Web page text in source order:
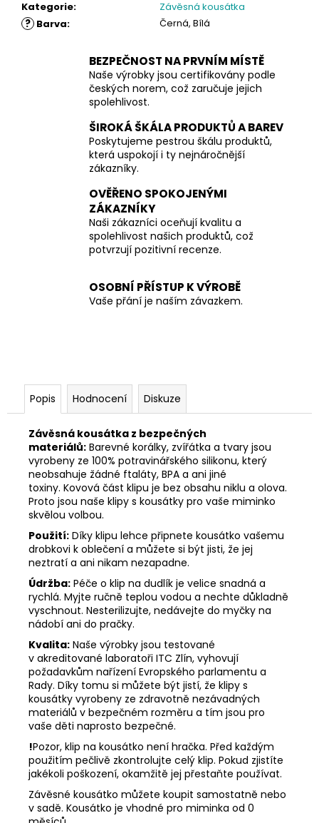
Kategorie: Závěsná kousátka
? Barva: Černá, Bílá
BEZPEČNOST NA PRVNÍM MÍSTĚ
Naše výrobky jsou certifikovány podle
českých norem, což zaručuje jejich
spolehlivost.
ŠIROKÁ ŠKÁLA PRODUKTŮ A BAREV
Poskytujeme pestrou škálu produktů,
která uspokojí i ty nejnáročnější
zákazníky.
OVĚŘENO SPOKOJENÝMI
ZÁKAZNÍKY
Naši zákazníci oceňují kvalitu a
spolehlivost našich produktů, což
potvrzují pozitivní recenze.
OSOBNÍ PŘÍSTUP K VÝROBĚ
Vaše přání je naším závazkem.
Popis Hodnocení Diskuze
Závěsná kousátka z bezpečných
materiálů: Barevné korálky, zvířátka a tvary jsou
vyrobeny ze 100% potravinářského silikonu, který
neobsahuje žádné ftaláty, BPA a ani jiné
toxiny. Kovová část klipu je bez obsahu niklu a olova.
Proto jsou naše klipy s kousátky pro vaše miminko
skvělou volbou.
Použití: Díky klipu lehce připnete kousátko vašemu
drobkovi k oblečení a můžete si být jisti, že jej
neztratí a ani nikam nezapadne.
Údržba: Péče o klip na dudlík je velice snadná a
rychlá. Myjte ručně teplou vodou a nechte důkladně
vyschnout. Nesterilizujte, nedávejte do myčky na
nádobí ani do pračky.
Kvalita: Naše výrobky jsou testované
v akreditované laboratoři ITC Zlín, vyhovují
požadavkům nařízení Evropského parlamentu a
Rady. Díky tomu si můžete být jistí, že klipy s
kousátky vyrobeny ze zdravotně nezávadných
materiálů v bezpečném rozměru a tím jsou pro
vaše děti naprosto bezpečné.
!Pozor, klip na kousátko není hračka. Před každým
použitím pečlivě zkontrolujte celý klip. Pokud zjistíte
jakékoli poškození, okamžitě jej přestaňte používat.
Závěsné kousátko můžete koupit samostatně nebo
v sadě. Kousátko je vhodné pro miminka od 0